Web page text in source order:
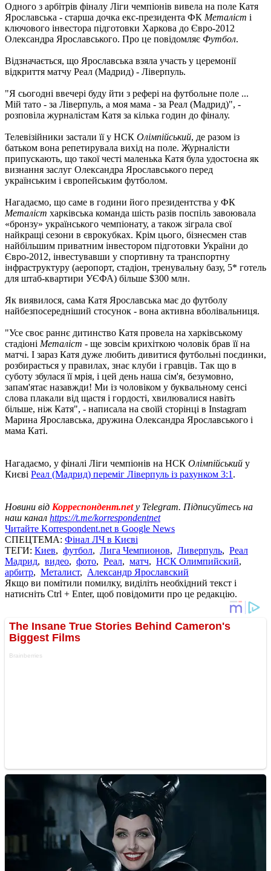
Одного з арбітрів фіналу Ліги чемпіонів вивела на поле Катя
Ярославська - старша дочка екс-президента ФК Металіст і
ключового інвестора підготовки Харкова до Євро-2012
Олександра Ярославського. Про це повідомляє Футбол.
Відзначається, що Ярославська взяла участь у церемонії
відкриття матчу Реал (Мадрид) - Ліверпуль.
"Я сьогодні ввечері буду йти з рефері на футбольне поле ...
Мій тато - за Ліверпуль, а моя мама - за Реал (Мадрид)", -
розповіла журналістам Катя за кілька годин до фіналу.
Телевізійники застали її у НСК Олімпійський, де разом із
батьком вона репетирувала вихід на поле. Журналісти
припускають, що такої честі маленька Катя була удостоєна як
визнання заслуг Олександра Ярославського перед
українським і європейським футболом.
Нагадаємо, що саме в години його президентства у ФК
Металіст харківська команда шість разів поспіль завоювала
«бронзу» українського чемпіонату, а також зіграла свої
найкращі сезони в єврокубках. Крім цього, бізнесмен став
найбільшим приватним інвестором підготовки України до
Євро-2012, інвестувавши у спортивну та транспортну
інфраструктуру (аеропорт, стадіон, тренувальну базу, 5* готель
для штаб-квартири УЄФА) більше $300 млн.
Як виявилося, сама Катя Ярославська має до футболу
найбезпосередніший стосунок - вона активна вболівальниця.
"Усе своє раннє дитинство Катя провела на харківському
стадіоні Металіст - ще зовсім крихіткою чоловік брав її на
матчі. І зараз Катя дуже любить дивитися футбольні поєдинки,
розбирається у правилах, знає клуби і гравців. Так що в
суботу збулася її мрія, і цей день наша сім'я, безумовно,
запам'ятає назавжди! Ми із чоловіком у буквальному сенсі
слова плакали від щастя і гордості, хвилювалися навіть
більше, ніж Катя", - написала на своїй сторінці в Instagram
Марина Ярославська, дружина Олександра Ярославського і
мама Каті.
Нагадаємо, у фіналі Ліги чемпіонів на НСК Олімпійський у
Києві Реал (Мадрид) переміг Ліверпуль із рахунком 3:1 .
Новини від Корреспондент.netу Telegram. Підписуйтесь на
наш канал https://t.me/korrespondentnet
Читайте Korrespondent.net в Google News
СПЕЦТЕМА: Фінал ЛЧ в Києві
ТЕГИ: Киев, футбол, Лига Чемпионов, Ливерпуль, Реал
Мадрид, видео, фото, Реал, матч, НСК Олимпийский,
арбитр, Металист, Александр Ярославский
Якщо ви помітили помилку, виділіть необхідний текст і
натисніть Ctrl + Enter, щоб повідомити про це редакцію.